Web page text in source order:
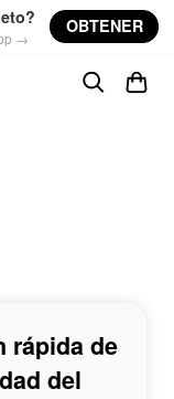
→
OBTENER
rápida de
del